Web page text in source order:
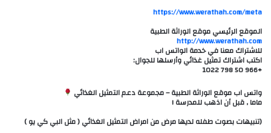
https://www.werathah.com/meta
الموقع الرئيسي موقع الوراثة الطبية
http://www.werathah.com
للاشتراك معنا في خدمة الواتس اب
اكتب اشتراك تمثيل غذائي وأرسلها للجوال:
+966 50 798 1022
واتس اب موقع الوراثة الطبية – مجموعة دعم التمثيل الغذائي
ماما , قبل أن اذهب للمدرسة !
(تنبيهات بصوت طفله لديها مرض من امراض التمثيل الغذائي ( مثل البي كي يو )